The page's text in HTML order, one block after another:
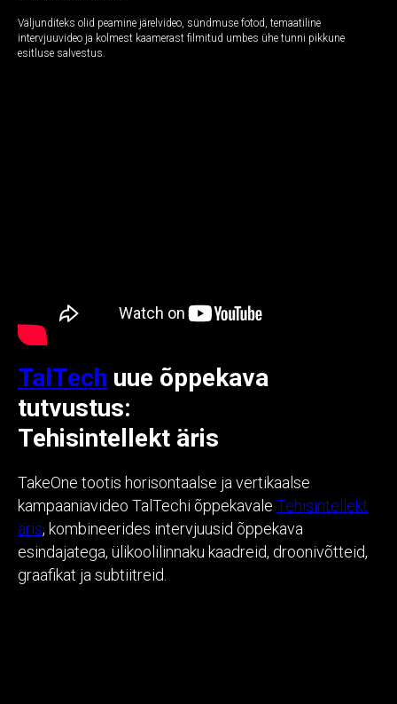
Väljunditeks olid peamine järelvideo, sündmuse fotod, temaatiline
intervjuuvideo ja kolmest kaamerast filmitud umbes ühe tunni pikkune
esitluse salvestus.
TalTech uue õppekava
tutvustus:
Tehisintellekt äris
TakeOne tootis horisontaalse ja vertikaalse
kampaaniavideo TalTechi õppekavale Tehisintellekt
äris, kombineerides intervjuusid õppekava
esindajatega, ülikoolilinnaku kaadreid, droonivõtteid,
graafikat ja subtiitreid.